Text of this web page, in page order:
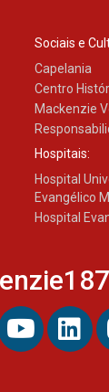
Sociais e
Capelania
Centro
Mackenzie
Hospitais:
Hospital
Evangélico
Hospital